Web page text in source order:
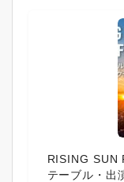
RISING SUN
テーブル・出